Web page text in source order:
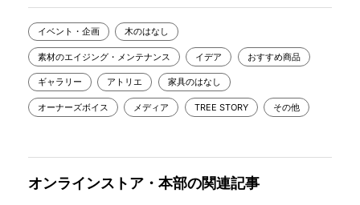
イベント・企画 木のはなし
素材のエイジング・メンテナンス イデア おすすめ商品
ギャラリー アトリエ 家具のはなし
オーナーズボイス メディア TREE STORY その他
オンラインストア・本部の関連記事